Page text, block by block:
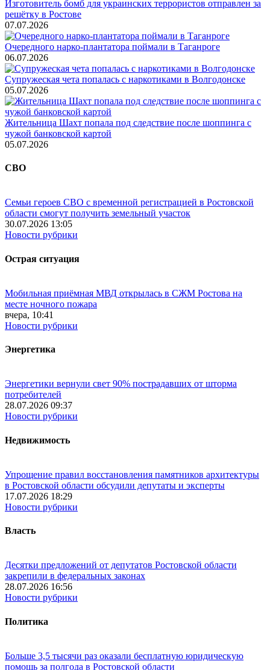
Изготовитель бомб для украинских террористов отправлен за
решётку в Ростове
07.07.2026
Очередного нарко-плантатора поймали в Таганроге
06.07.2026
Супружеская чета попалась с наркотиками в Волгодонске
05.07.2026
Жительница Шахт попала под следствие после шоппинга с
чужой банковской картой
05.07.2026
СВО
Семьи героев СВО с временной регистрацией в Ростовской
области смогут получить земельный участок
30.07.2026 13:05
Новости рубрики
Острая ситуация
Мобильная приёмная МВД открылась в СЖМ Ростова на
месте ночного пожара
вчера, 10:41
Новости рубрики
Энергетика
Энергетики вернули свет 90% пострадавших от шторма
потребителей
28.07.2026 09:37
Новости рубрики
Недвижимость
Упрощение правил восстановления памятников архитектуры
в Ростовской области обсудили депутаты и эксперты
17.07.2026 18:29
Новости рубрики
Власть
Десятки предложений от депутатов Ростовской области
закрепили в федеральных законах
28.07.2026 16:56
Новости рубрики
Политика
Больше 3,5 тысячи раз оказали бесплатную юридическую
помощь за полгода в Ростовской области